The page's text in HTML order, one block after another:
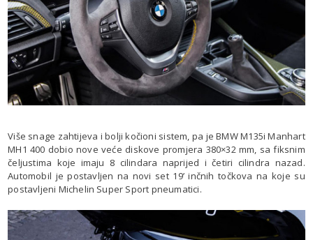
Više snage zahtijeva i bolji kočioni sistem, pa je BMW M135i Manhart
MH1 400 dobio nove veće diskove promjera 380×32 mm, sa fiksnim
čeljustima koje imaju 8 cilindara naprijed i četiri cilindra nazad.
Automobil je postavljen na novi set 19’ inčnih točkova na koje su
postavljeni Michelin Super Sport pneumatici.